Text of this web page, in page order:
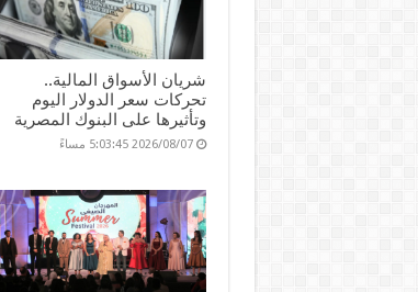
شريان الأسواق المالية..
تحركات سعر الدولار اليوم
وتأثيرها على البنوك المصرية
2026/08/07 5:03:45 مساءً